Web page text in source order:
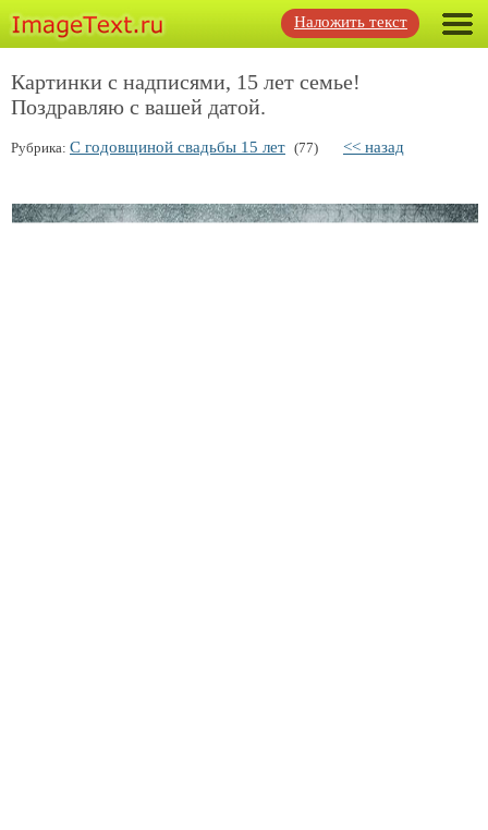
Наложить текст
Картинки с надписями, 15 лет семье!
Поздравляю с вашей датой.
Рубрика: С годовщиной свадьбы 15 лет (77) << назад